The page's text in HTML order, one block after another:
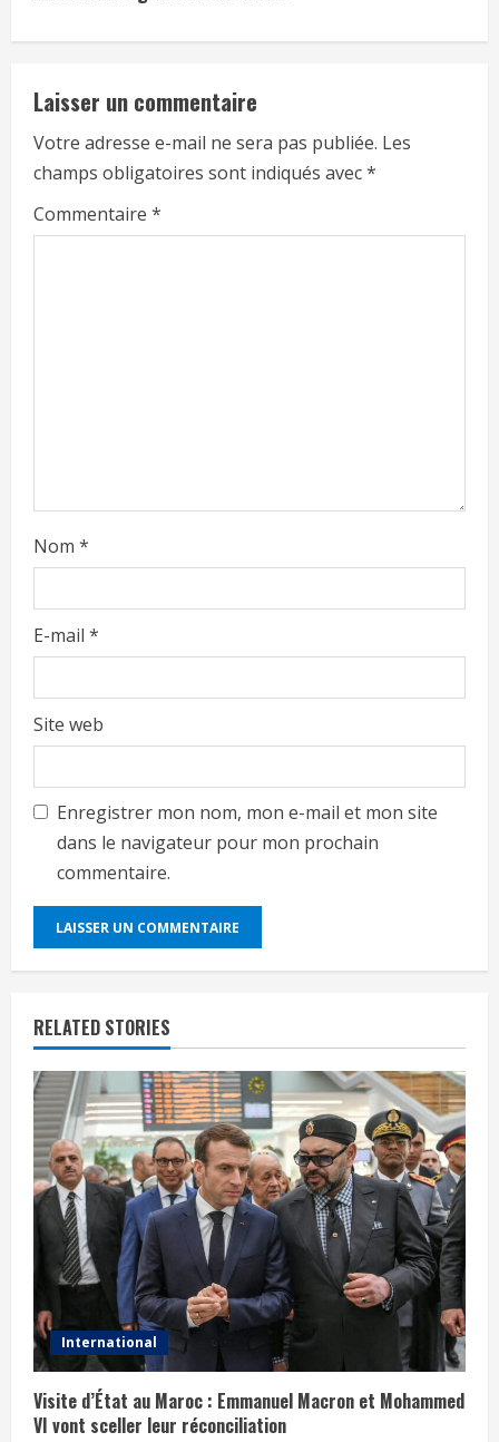
Laisser un commentaire
Votre adresse e-mail ne sera pas publiée. Les
champs obligatoires sont indiqués avec*
Commentaire *
Nom *
E-mail *
Site web
Enregistrer mon nom, mon e-mail et mon site
dans le navigateur pour mon prochain
commentaire.
RELATED STORIES
International
Visite d’État au Maroc : Emmanuel Macron et Mohammed
VI vont sceller leur réconciliation